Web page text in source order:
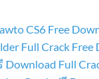
CS6 Free
Full Crack Free
Full